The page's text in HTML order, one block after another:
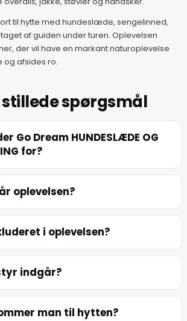
til hytte med hundeslæde, sengelinned,
af guiden under turen. Oplevelsen
der vil have en markant naturoplevelse
og afsides ro.
stillede spørgsmål
Go Dream HUNDESLÆDE OG
for?
oplevelsen?
i oplevelsen?
indgår?
man til hytten?